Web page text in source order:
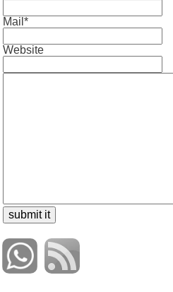
Mail*
Website